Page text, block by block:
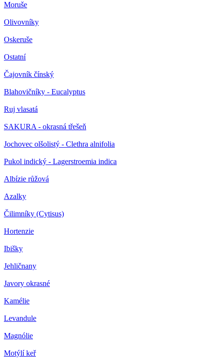
Moruše
Olivovníky
Oskeruše
Ostatní
Čajovník čínský
Blahovičníky - Eucalyptus
Ruj vlasatá
SAKURA - okrasná třešeň
Jochovec olšolistý - Clethra alnifolia
Pukol indický - Lagerstroemia indica
Albízie růžová
Azalky
Čilimníky (Cytisus)
Hortenzie
Ibišky
Jehličnany
Javory okrasné
Kamélie
Levandule
Magnólie
Motýlí keř